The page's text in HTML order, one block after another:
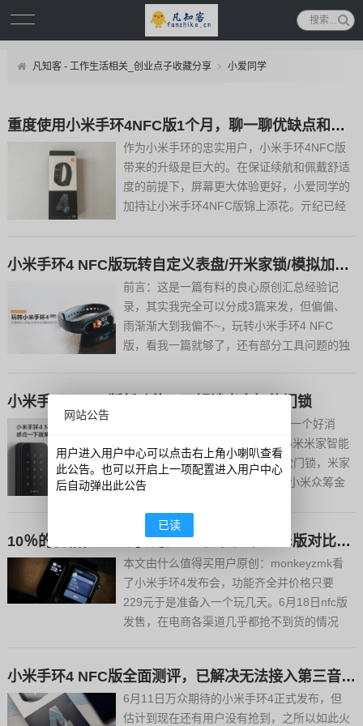
凡知客 - 工作生活相关_创业点子收藏分享 小爱同学
重度使用小米手环4NFC版1个月，聊一聊优缺点和一些真实感受
作为小米手环的忠实用户，小米手环4NFC版
带来的升级是巨大的。在保证续航和佩戴舒适
度的前提下，屏幕更大体验更好，小爱同学的
加持让小米手环4NFC版锦上添花。亓纪已经
小米手环3相比：4代的屏幕更大，分辨率的
提升让显示效果更...
小米手环4 NFC版玩转自定义表盘/开米家锁/模拟加密卡，一篇就够
前言：这是一篇有料的良心原创汇总经验记
录，其实我完全可以分成3篇来发，但偏偏、
雨渐渐大到我偏不~，玩转小米手环4 NFC
版，看我一篇就够了，还有部分工具问题的独
家里没有NFC手机，也没有小米手环3NFC，
小米手环4 NFC版新功能：可解锁米家智能门锁
7月15日下午消息，小米手环公布一个好消
息：小米手环4 NFC版可以解锁小米米家智能
门锁啦！作为小米自有品牌的首款门锁，米家
智能门锁于今年2月发售，曾拿下小米众筹金
支持指纹、NFC、密码、蓝牙、钥匙等6种开
锁方式，十余项安全黑科技，有效防止技术与
暴力破解，...
10％的价格，80％的功能——小米手环4 nfc版对比苹果表
本文由什么值得买用户原创：monkeyzmk看
了小米手环4发布会，功能齐全并价格只要
229元于是准备入一个玩几天。6月18日nfc版
发售，在电商各渠道几乎都抢不到货的情况
穿戴式设备，这一次小米手环4 nfc价格...
小米手环4 NFC版全面测评，已解决无法接入第三音乐问题
6月11日万众期待的小米手环4正式发布，但
估计到现在还有用户没有抢到，之所以如此火
网站公告
用户进入用户中心可以点击右上角小喇叭查看
此公告。也可以开启上一项配置进入用户中心
后自动弹出此公告
已读